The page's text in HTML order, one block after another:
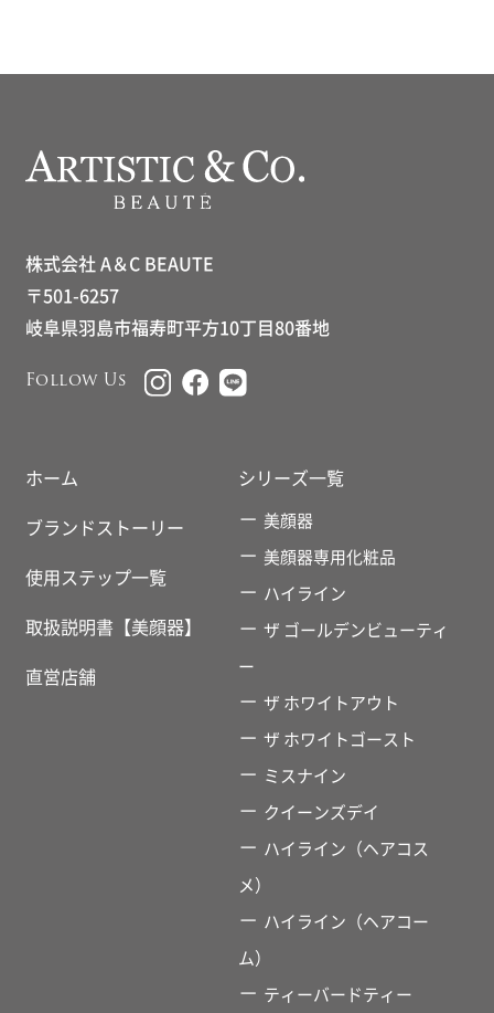
株式会社 A＆C BEAUTE
〒501-6257
岐阜県羽島市福寿町平方10丁目80番地
Follow Us
ホーム
ブランドストーリー
使用ステップ一覧
取扱説明書【美顔器】
直営店舗
シリーズ一覧
美顔器
美顔器専用化粧品
ハイライン
ザ ゴールデンビューティ
ー
ザ ホワイトアウト
ザ ホワイトゴースト
ミスナイン
クイーンズデイ
ハイライン（ヘアコス
メ）
ハイライン（ヘアコー
ム）
ティーバードティー